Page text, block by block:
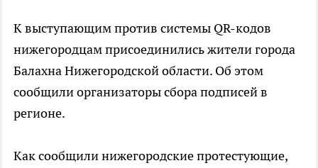
К выступающим против системы QR-кодов
нижегородцам присоединились жители города
Балахна Нижегородской области. Об этом
сообщили организаторы сбора подписей в
регионе.
Как сообщили нижегородские протестующие,